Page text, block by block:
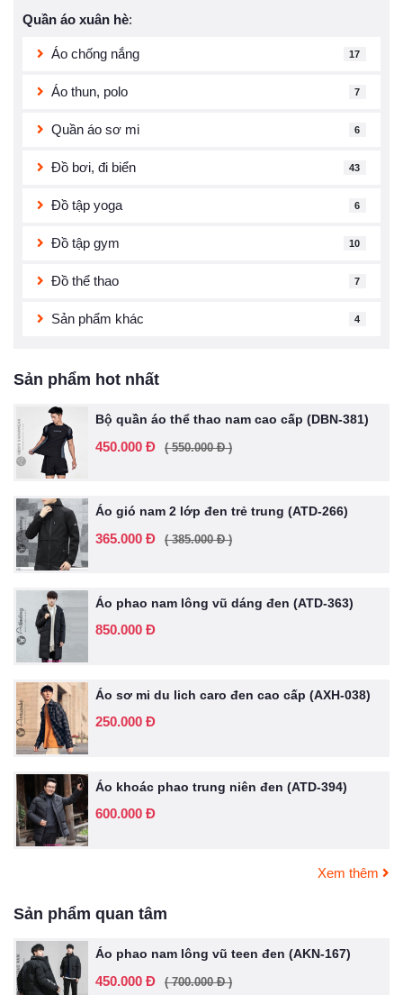
Quần áo xuân hè:
Áo chống nắng 17
Áo thun, polo 7
Quần áo sơ mi 6
Đồ bơi, đi biển 43
Đồ tập yoga 6
Đồ tập gym 10
Đồ thể thao 7
Sản phẩm khác 4
Sản phẩm hot nhất
Bộ quần áo thể thao nam cao cấp (DBN-381)
450.000 Đ ( 550.000 Đ )
Áo gió nam 2 lớp đen trẻ trung (ATD-266)
365.000 Đ ( 385.000 Đ )
Áo phao nam lông vũ dáng đen (ATD-363)
850.000 Đ
Áo sơ mi du lich caro đen cao cấp (AXH-038)
250.000 Đ
Áo khoác phao trung niên đen (ATD-394)
600.000 Đ
Xem thêm
Sản phẩm quan tâm
Áo phao nam lông vũ teen đen (AKN-167)
450.000 Đ ( 700.000 Đ )